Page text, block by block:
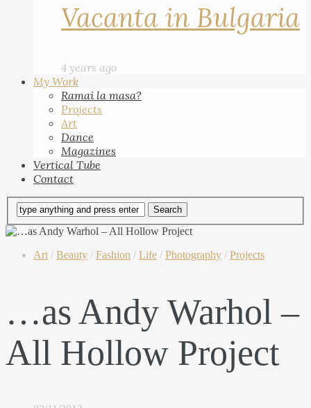
Vacanta in Bulgaria
4 years ago
My Work
Ramai la masa?
Projects
Art
Dance
Magazines
Vertical Tube
Contact
Art / Beauty / Fashion / Life / Photography / Projects
…as Andy Warhol –
All Hollow Project